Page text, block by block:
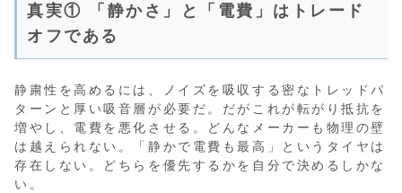
真実① 「静かさ」と「電費」はトレード
オフである
静粛性を高めるには、ノイズを吸収する密なトレッドパ
ターンと厚い吸音層が必要だ。だがこれが転がり抵抗を
増やし、電費を悪化させる。どんなメーカーも物理の壁
は越えられない。「静かで電費も最高」というタイヤは
存在しない。どちらを優先するかを自分で決めるしかな
い。